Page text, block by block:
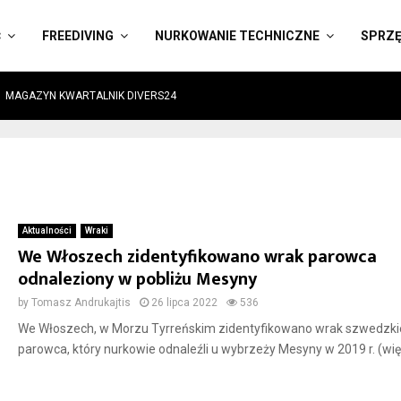
FREEDIVING NURKOWANIE TECHNICZNE
MAGAZYN KWARTALNIK DIVERS24
Aktualności Wraki
We Włoszech zidentyfikowano wrak parowca
odnaleziony w pobliżu Mesyny
by Tomasz Andrukajtis 26 lipca 2022 536
We Włoszech, w Morzu Tyrreńskim zidentyfikowano wrak
parowca, który nurkowie odnaleźli u wybrzeży Mesyny w 2019 r.